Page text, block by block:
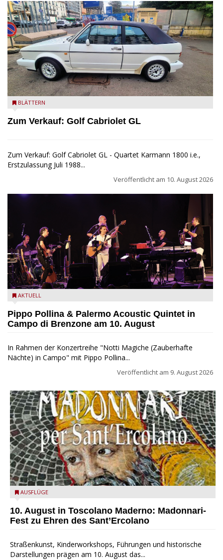
Golf Cabriolet zu verkaufen
BLÄTTERN
Zum Verkauf: Golf Cabriolet GL
Zum Verkauf: Golf Cabriolet GL - Quartet Karmann 1800 i.e.,
Erstzulassung Juli 1988...
Veröffentlicht am 10. August 2026
Pippo Pollina im Konzert mit dem Palermo Acoustic Quintet
AKTUELL
Pippo Pollina & Palermo Acoustic Quintet in
Campo di Brenzone am 10. August
In Rahmen der Konzertreihe "Notti Magiche (Zauberhafte
Nächte) in Campo" mit Pippo Pollina...
Veröffentlicht am 9. August 2026
Toscolano Maderno: "Madonnari per Sant'Ercolano"
AUSFLÜGE
10. August in Toscolano Maderno: Madonnari-
Fest zu Ehren des Sant’Ercolano
Straßenkunst, Kinderworkshops, Führungen und historische
Darstellungen prägen am 10. August das...